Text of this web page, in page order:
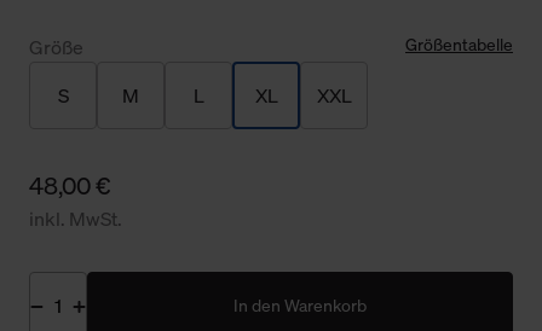
Größe Größentabelle
S M L XL XXL
48,00 €
inkl. MwSt.
In den Warenkorb